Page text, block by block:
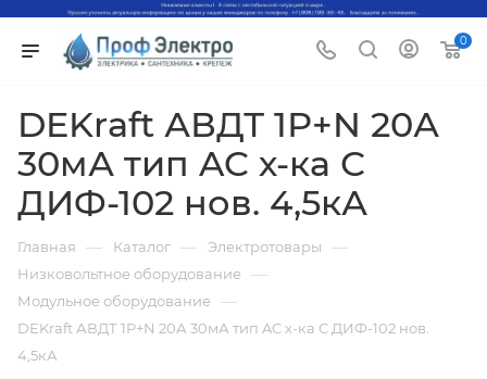
0
DEKraft АВДТ 1Р+N 20А
30мА тип AC х-ка С
ДИФ-102 нов. 4,5кА
Главная — Каталог — Электротовары —
Низковольтное оборудование —
Модульное оборудование —
DEKraft АВДТ 1Р+N 20А 30мА тип AC х-ка С ДИФ-102 нов.
4,5кА